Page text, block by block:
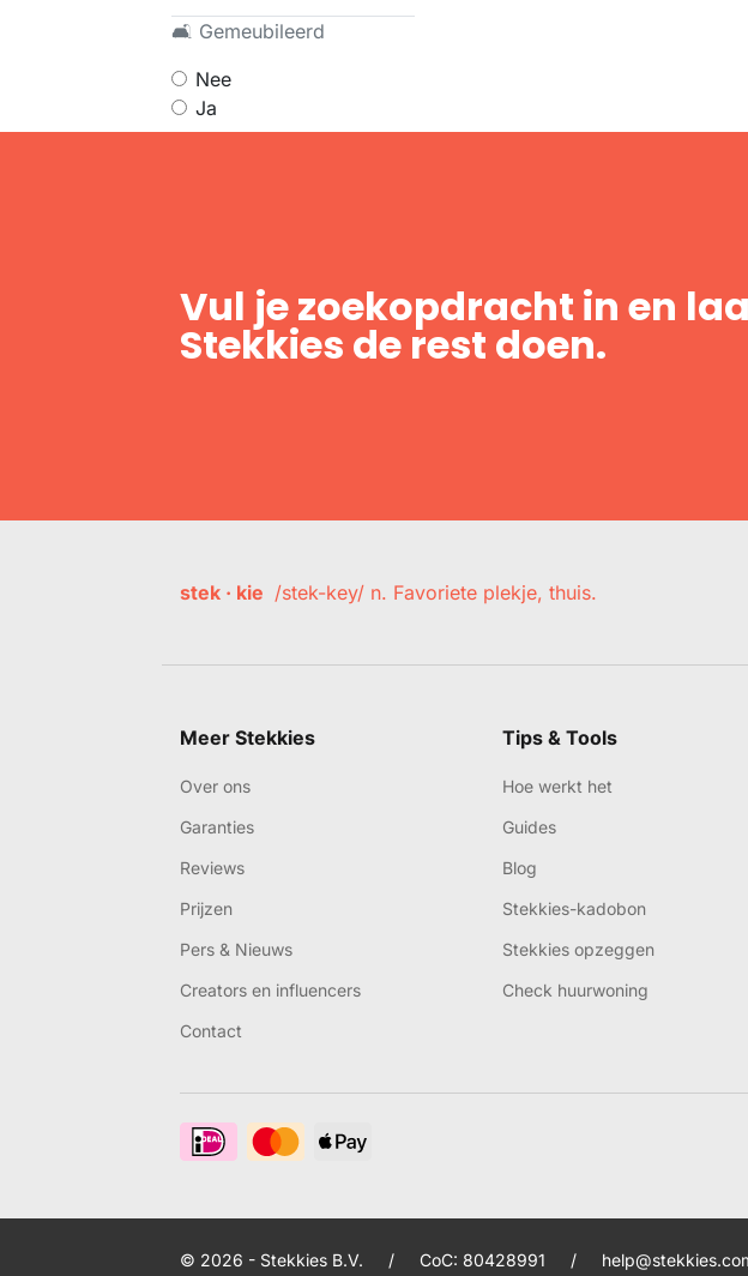
🛋 Gemeubileerd
Nee
Ja
Vul je zoekopdracht in en
Stekkies de rest doen.
stek · kie /stek-key/ n. Favoriete plekje, thuis.
Meer Stekkies
Over ons
Garanties
Reviews
Prijzen
Pers & Nieuws
Creators en influencers
Contact
Tips & Tools
Hoe werkt het
Guides
Blog
Stekkies-kadobon
Stekkies opzeggen
Check huurwoning
© 2026 - Stekkies B.V. / CoC: 80428991 /